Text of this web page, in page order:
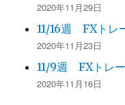
2020年11月29日
11/16週 FXトレ
2020年11月23日
11/9週 FXトレ
2020年11月16日